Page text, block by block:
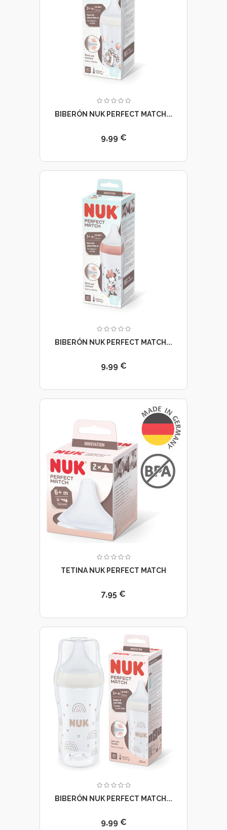
BIBERÓN NUK PERFECT MATCH...
9,99 €
BIBERÓN NUK PERFECT MATCH...
9,99 €
TETINA NUK PERFECT MATCH
7,95 €
BIBERÓN NUK PERFECT MATCH...
9,99 €